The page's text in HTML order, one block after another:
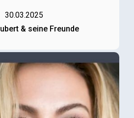
30.03.2025
& seine Freunde